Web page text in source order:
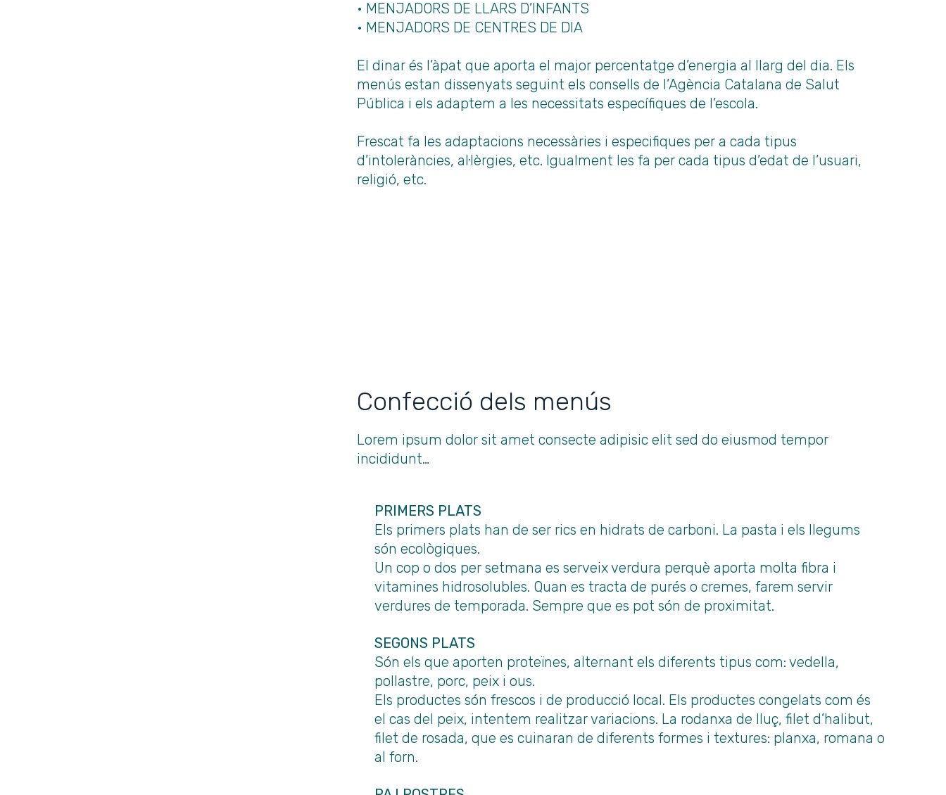
• MENJADORS DE LLARS D’INFANTS
• MENJADORS DE CENTRES DE DIA
El dinar és l’àpat que aporta el major percentatge d’energia al llarg del dia. Els
menús estan dissenyats seguint els consells de l’Agència Catalana de Salut
Pública i els adaptem a les necessitats específiques de l’escola.
Frescat fa les adaptacions necessàries i especifiques per a cada tipus
d’intoleràncies, al·lèrgies, etc. Igualment les fa per cada tipus d’edat de l’usuari,
religió, etc.
Confecció dels menús
Lorem ipsum dolor sit amet consecte adipisic elit sed do eiusmod tempor
incididunt…
PRIMERS PLATS
Els primers plats han de ser rics en hidrats de carboni. La pasta i els llegums
són ecològiques.
Un cop o dos per setmana es serveix verdura perquè aporta molta fibra i
vitamines hidrosolubles. Quan es tracta de purés o cremes, farem servir
verdures de temporada. Sempre que es pot són de proximitat.
SEGONS PLATS
Són els que aporten proteïnes, alternant els diferents tipus com: vedella,
pollastre, porc, peix i ous.
Els productes són frescos i de producció local. Els productes congelats com és
el cas del peix, intentem realitzar variacions. La rodanxa de lluç, filet d’halibut,
filet de rosada, que es cuinaran de diferents formes i textures: planxa, romana o
al forn.